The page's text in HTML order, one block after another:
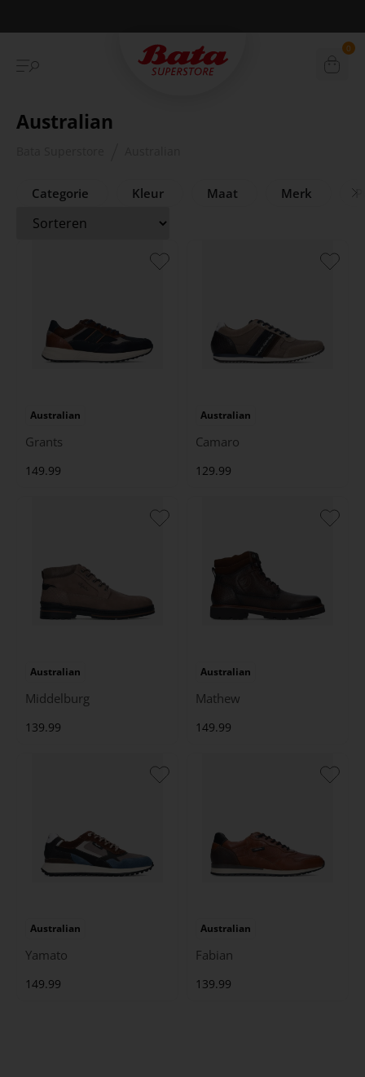
Betaal achteraf met Klarna 0
Australian
Categorie Kleur Maat Merk
Australian
Grants
149.99
Australian
Camaro
129.99
Australian
Middelburg
139.99
Australian
Mathew
149.99
Australian
Yamato
149.99
Australian
Fabian
139.99